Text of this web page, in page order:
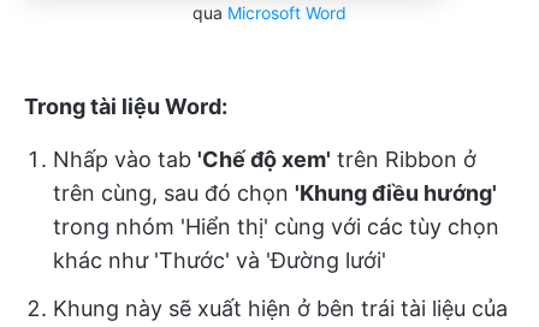
qua Microsoft Word
Trong tài liệu Word:
Nhấp vào tab 'Chế độ xem' trên Ribbon ở
trên cùng, sau đó chọn 'Khung điều hướng'
trong nhóm 'Hiển thị' cùng với các tùy chọn
khác như 'Thước' và 'Đường lưới'
Khung này sẽ xuất hiện ở bên trái tài liệu của